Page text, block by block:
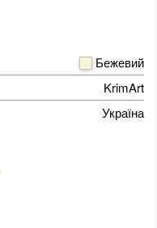
Бежевий
KrimArt
Україна